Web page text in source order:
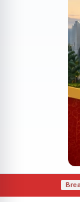
Mulai Buka